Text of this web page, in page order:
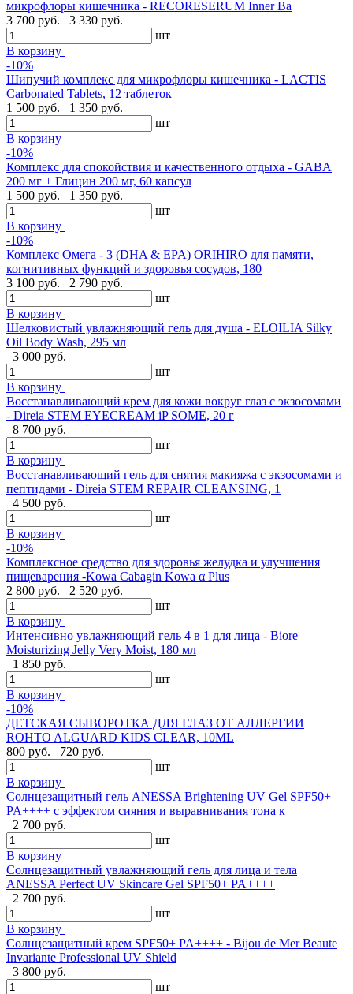
микрофлоры кишечника - RECORESERUM Inner Ba
3 700 руб.
3 330 руб.
шт
В корзину
-10%
Шипучий комплекс для микрофлоры кишечника - LACTIS
Carbonated Tablets, 12 таблеток
1 500 руб.
1 350 руб.
шт
В корзину
-10%
Комплекс для спокойствия и качественного отдыха - GABA
200 мг + Глицин 200 мг, 60 капсул
1 500 руб.
1 350 руб.
шт
В корзину
-10%
Комплекс Омега - 3 (DHA & EPA) ORIHIRO для памяти,
когнитивных функций и здоровья сосудов, 180
3 100 руб.
2 790 руб.
шт
В корзину
Шелковистый увлажняющий гель для душа - ELOILIA Silky
Oil Body Wash, 295 мл
3 000 руб.
шт
В корзину
Восстанавливающий крем для кожи вокруг глаз с экзосомами
- Direia STEM EYECREAM iP SOME, 20 г
8 700 руб.
шт
В корзину
Восстанавливающий гель для снятия макияжа с экзосомами и
пептидами - Direia STEM REPAIR CLEANSING, 1
4 500 руб.
шт
В корзину
-10%
Комплексное средство для здоровья желудка и улучшения
пищеварения -Kowa Cabagin Kowa α Plus
2 800 руб.
2 520 руб.
шт
В корзину
Интенсивно увлажняющий гель 4 в 1 для лица - Biore
Moisturizing Jelly Very Moist, 180 мл
1 850 руб.
шт
В корзину
-10%
ДЕТСКАЯ СЫВОРОТКА ДЛЯ ГЛАЗ ОТ АЛЛЕРГИИ
ROHTO ALGUARD KIDS CLEAR, 10ML
800 руб.
720 руб.
шт
В корзину
Солнцезащитный гель ANESSA Brightening UV Gel SPF50+
PA++++ с эффектом сияния и выравнивания тона к
2 700 руб.
шт
В корзину
Солнцезащитный увлажняющий гель для лица и тела
ANESSA Perfect UV Skincare Gel SPF50+ PA++++
2 700 руб.
шт
В корзину
Cолнцезащитный крем SPF50+ PA++++ - Bijou de Mer Beaute
Invariante Professional UV Shield
3 800 руб.
шт